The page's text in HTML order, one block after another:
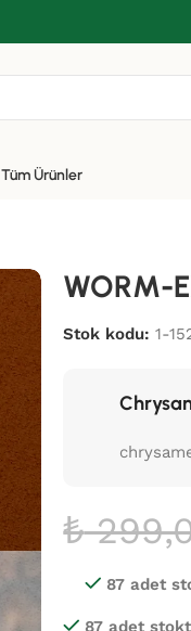
Tüm Ürünler
WORM-
Stok kodu:1-
₺
87 adet
87 adet